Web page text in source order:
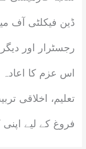
ڈین فیکلٹی آف
رجسٹرار اور
اس عزم کا اعادہ
تعلیم، اخلاقی
فروغ کے لیے